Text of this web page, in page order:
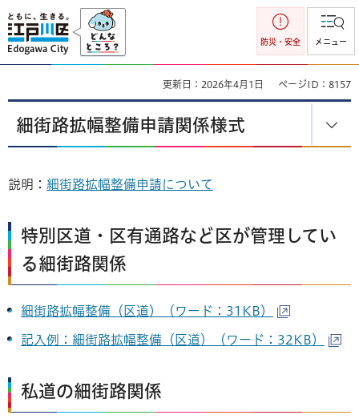
江戸川区
防災・安全 メニュー
更新日：2026年4月1日 ページID：8157
細街路拡幅整備申請関係様式
説明： 細街路拡幅整備申請について
特別区道・区有通路など区が管理してい
る細街路関係
細街路拡幅整備（区道）（ワード：31KB）
記入例：細街路拡幅整備（区道）（ワード：32KB）
私道の細街路関係